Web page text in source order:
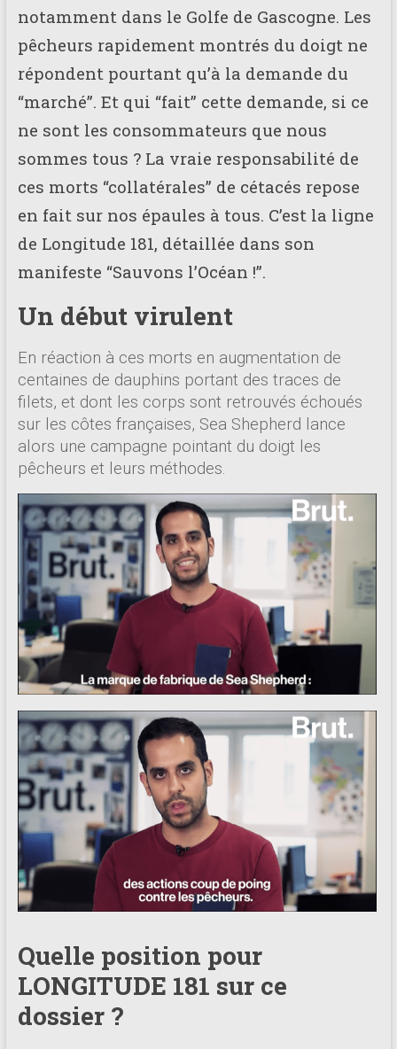
notamment dans le Golfe de Gascogne. Les
pêcheurs rapidement montrés du doigt ne
répondent pourtant qu’à la demande du
“marché”. Et qui “fait” cette demande, si ce
ne sont les consommateurs que nous
sommes tous ? La vraie responsabilité de
ces morts “collatérales” de cétacés repose
en fait sur nos épaules à tous. C’est la ligne
de Longitude 181, détaillée dans son
manifeste “Sauvons l’Océan !”.
Un début virulent
En réaction à ces morts en augmentation de
centaines de dauphins portant des traces de
filets, et dont les corps sont retrouvés échoués
sur les côtes françaises, Sea Shepherd lance
alors une campagne pointant du doigt les
pêcheurs et leurs méthodes.
Quelle position pour
LONGITUDE 181 sur ce
dossier ?